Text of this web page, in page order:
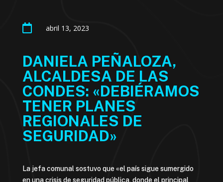
 abril 13, 2023
DANIELA PEÑALOZA,
ALCALDESA DE LAS
CONDES: «DEBIÉRAMOS
TENER PLANES
REGIONALES DE
SEGURIDAD»
La jefa comunal sostuvo que «el país sigue sumergido
en una crisis de seguridad pública, donde el principal